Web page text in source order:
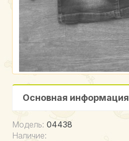
Основная информация
Модель: 04438
Наличие: